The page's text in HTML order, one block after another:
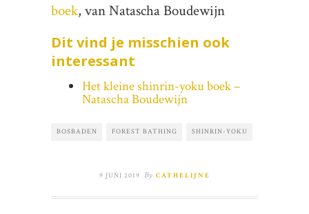
boek, van Natascha Boudewijn
Dit vind je misschien ook
interessant
Het kleine shinrin-yoku boek –
Natascha Boudewijn
BOSBADEN FOREST BATHING SHINRIN-YOKU
9 JUNI 2019 By CATHELIJNE